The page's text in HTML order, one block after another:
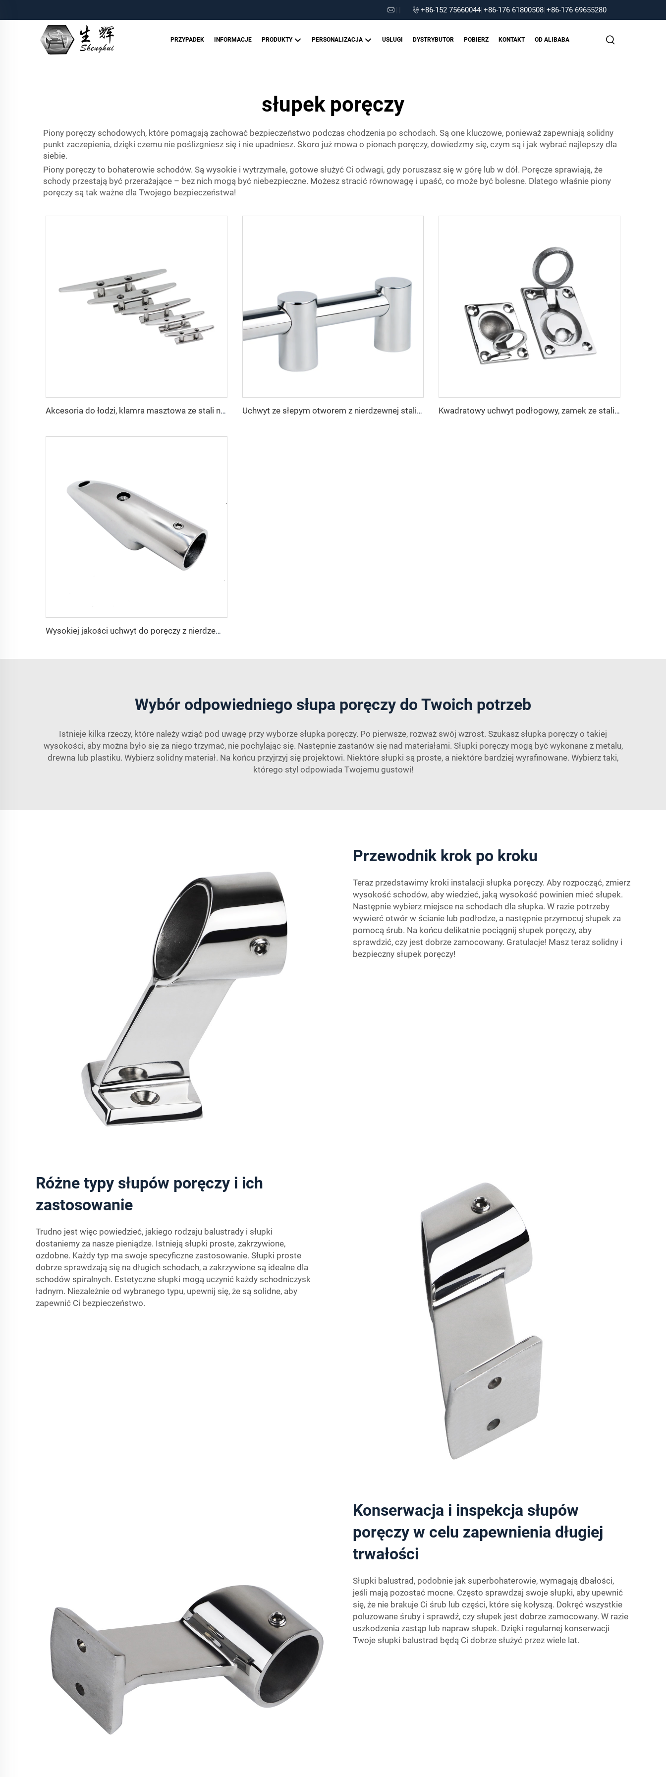
+86-152 75660044 +86-176 61800508 +86-176 69655280
PRZYPADEK INFORMACJE PRODUKTY PERSONALIZACJA USŁUGI DYSTRYBUTOR POBIERZ KONTAKT OD ALIBABA
słupek poręczy
Piony poręczy schodowych, które pomagają zachować bezpieczeństwo podczas chodzenia po schodach. Są one kluczowe, ponieważ zapewniają solidny
punkt zaczepienia, dzięki czemu nie poślizgniesz się i nie upadniesz. Skoro już mowa o pionach poręczy, dowiedzmy się, czym są i jak wybrać najlepszy dla
siebie.
Piony poręczy to bohaterowie schodów. Są wysokie i wytrzymałe, gotowe służyć Ci odwagi, gdy poruszasz się w górę lub w dół. Poręcze sprawiają, że
schody przestają być przerażające – bez nich mogą być niebezpieczne. Możesz stracić równowagę i upaść, co może być bolesne. Dlatego właśnie piony
poręczy są tak ważne dla Twojego bezpieczeństwa!
Akcesoria do łodzi, klamra masztowa ze stali nierdzewnej 316, 6 cali 150 mm, sprzęt morski, fabryka Uchwyt ze słepym otworem z nierdzewnej stali AISI316, element wyposażenia pokładu morskiego Kwadratowy uchwyt podłogowy, zamek ze stali nierdzewnej, wyposażenie do pokładu łodzi
Wysokiej jakości uchwyt do poręczy z nierdzewnej stali 316 SHENGHUI, końcówka rury do rury o średnicy zewnętrznej 7/8", elementy wyposażenia daszka Bimini
Wybór odpowiedniego słupa poręczy do Twoich potrzeb
Istnieje kilka rzeczy, które należy wziąć pod uwagę przy wyborze słupka poręczy. Po pierwsze, rozważ swój wzrost. Szukasz słupka poręczy o takiej
wysokości, aby można było się za niego trzymać, nie pochylając się. Następnie zastanów się nad materiałami. Słupki poręczy mogą być wykonane z metalu,
drewna lub plastiku. Wybierz solidny materiał. Na końcu przyjrzyj się projektowi. Niektóre słupki są proste, a niektóre bardziej wyrafinowane. Wybierz taki,
którego styl odpowiada Twojemu gustowi!
Przewodnik krok po kroku
Teraz przedstawimy kroki instalacji słupka poręczy. Aby rozpocząć, zmierz
wysokość schodów, aby wiedzieć, jaką wysokość powinien mieć słupek.
Następnie wybierz miejsce na schodach dla słupka. W razie potrzeby
wywierć otwór w ścianie lub podłodze, a następnie przymocuj słupek za
pomocą śrub. Na końcu delikatnie pociągnij słupek poręczy, aby
sprawdzić, czy jest dobrze zamocowany. Gratulacje! Masz teraz solidny i
bezpieczny słupek poręczy!
Różne typy słupów poręczy i ich
zastosowanie
Trudno jest więc powiedzieć, jakiego rodzaju balustrady i słupki
dostaniemy za nasze pieniądze. Istnieją słupki proste, zakrzywione,
ozdobne. Każdy typ ma swoje specyficzne zastosowanie. Słupki proste
dobrze sprawdzają się na długich schodach, a zakrzywione są idealne dla
schodów spiralnych. Estetyczne słupki mogą uczynić każdy schodniczysk
ładnym. Niezależnie od wybranego typu, upewnij się, że są solidne, aby
zapewnić Ci bezpieczeństwo.
Konserwacja i inspekcja słupów
poręczy w celu zapewnienia długiej
trwałości
Słupki balustrad, podobnie jak superbohaterowie, wymagają dbałości,
jeśli mają pozostać mocne. Często sprawdzaj swoje słupki, aby upewnić
się, że nie brakuje Ci śrub lub części, które się kołyszą. Dokręć wszystkie
poluzowane śruby i sprawdź, czy słupek jest dobrze zamocowany. W razie
uszkodzenia zastąp lub napraw słupek. Dzięki regularnej konserwacji
Twoje słupki balustrad będą Ci dobrze służyć przez wiele lat.